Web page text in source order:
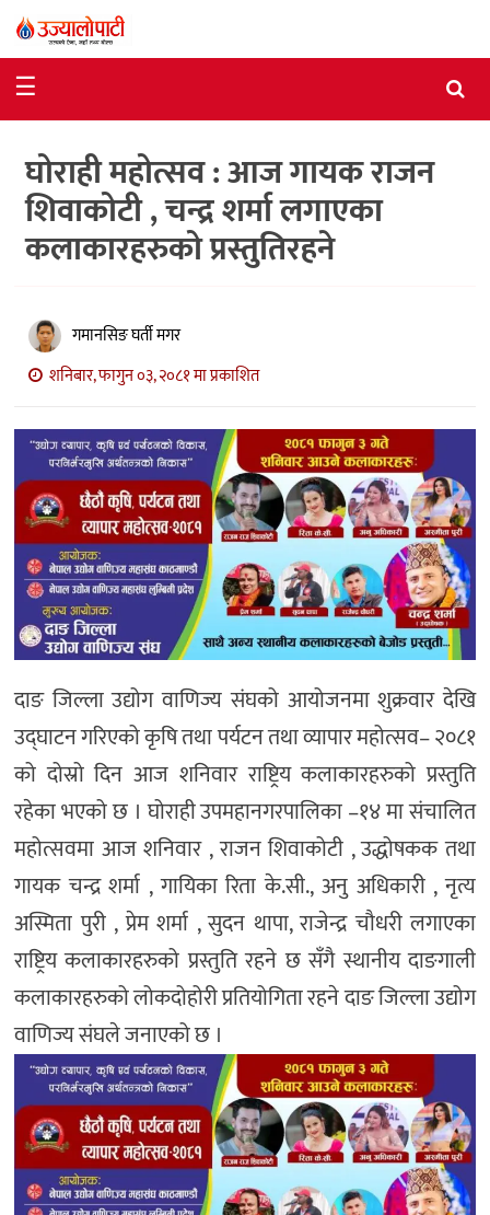
राजनीति
विशेष
आर्थिक
विचार
मनोरञ्जन
प्रविधि
खेलकुद
अन्य
☰
घोराही महोत्सव : आज गायक राजन
शिवाकोटी , चन्द्र शर्मा लगाएका
कलाकारहरुको प्रस्तुतिरहने
गमानसिङ घर्ती मगर
शनिबार, फागुन ०३, २०८१ मा प्रकाशित
दाङ जिल्ला उद्योग वाणिज्य संघको आयोजनमा शुक्रवार देखि
उद्घाटन गरिएको कृषि तथा पर्यटन तथा व्यापार महोत्सव– २०८१
को दोस्रो दिन आज शनिवार राष्ट्रिय कलाकारहरुको प्रस्तुति
रहेका भएको छ । घोराही उपमहानगरपालिका –१४ मा संचालित
महोत्सवमा आज शनिवार , राजन शिवाकोटी , उद्धोषकक तथा
गायक चन्द्र शर्मा , गायिका रिता के.सी., अनु अधिकारी , नृत्य
अस्मिता पुरी , प्रेम शर्मा , सुदन थापा, राजेन्द्र चौधरी लगाएका
राष्ट्रिय कलाकारहरुको प्रस्तुति रहने छ सँगै स्थानीय दाङगाली
कलाकारहरुको लोकदोहोरी प्रतियोगिता रहने दाङ जिल्ला उद्योग
वाणिज्य संघले जनाएको छ ।